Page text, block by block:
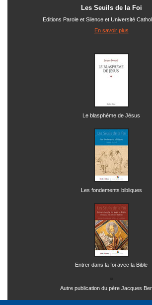
Les Seuils de la Foi
Editions Parole et Silence et Université
En savoir plus
Le blasphème de Jésus
Les fondements bibliques
Entrer dans la foi avec la Bible
Autre publication du père Jacques